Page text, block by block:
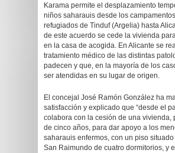
Karama permite el desplazamiento
niños saharauis desde los
refugiados de Tinduf (Argelia) hasta
de este acuerdo se cede la vivienda
en la casa de acogida. En Alicante se
tratamiento médico de las distintas
padecen y que, en la mayoría de los
ser atendidas en su lugar de origen.
El concejal José Ramón González ha
satisfacción y explicado que “desde el
colabora con la cesión de una vivienda,
de cinco años, para dar apoyo a los
saharauis enfermos, con un piso
San Raimundo de cuatro dormitorios, y